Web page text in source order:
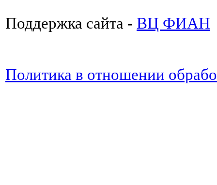
Поддержка сайта - ВЦ ФИАН
Политика в отношении